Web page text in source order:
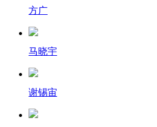
方广
马晓宇
谢锡宙